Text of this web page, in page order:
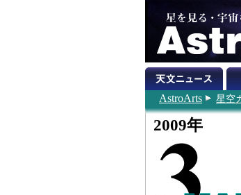
AstroArts 星空
2009年